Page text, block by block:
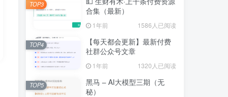
合集（最新）
1年前 1586人已阅读
TOP3
【每天都会更新】最新付费
社群公众号文章
1年前 1320人已阅读
TOP4
黑马 – AI大模型三期（无
秘）
TOP5